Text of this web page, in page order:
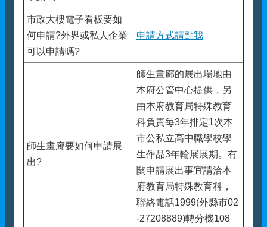
市政大樓電子看板要如
何申請?外界或私人企業
可以申請嗎?
申請方式請點我
師生畫廊要如何申請展
出?
師生畫廊的展出場地由
本府公管中心提供，另
由本府教育局特殊教育
科負責每3年排定1次本
市公私立高中職學校學
生作品3年輪展展期。有
關申請展出事宜請洽本
府教育局特殊教育科，
聯絡電話1999(外縣市02
-27208889)轉分機108